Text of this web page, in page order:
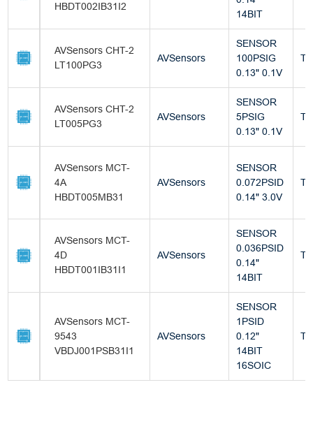
HBDT002IB31I2
14BIT
AVSensors CHT-2
LT100PG3
AVSensors
SENSOR
100PSIG
0.13" 0.1V
AVSensors CHT-2
LT005PG3
AVSensors
SENSOR
5PSIG
0.13" 0.1V
AVSensors MCT-
4A
HBDT005MB31
AVSensors
SENSOR
0.072PSID
0.14" 3.0V
AVSensors MCT-
4D
HBDT001IB31I1
AVSensors
SENSOR
0.036PSID
0.14"
14BIT
AVSensors MCT-
9543
VBDJ001PSB31I1
AVSensors
SENSOR
1PSID
0.12"
14BIT
16SOIC